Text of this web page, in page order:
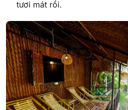
tươi mát rồi.